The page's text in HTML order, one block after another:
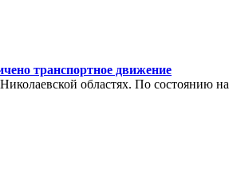
транспортное движение
областях. По состоянию на